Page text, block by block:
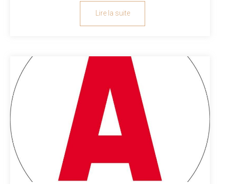
Lire la suite